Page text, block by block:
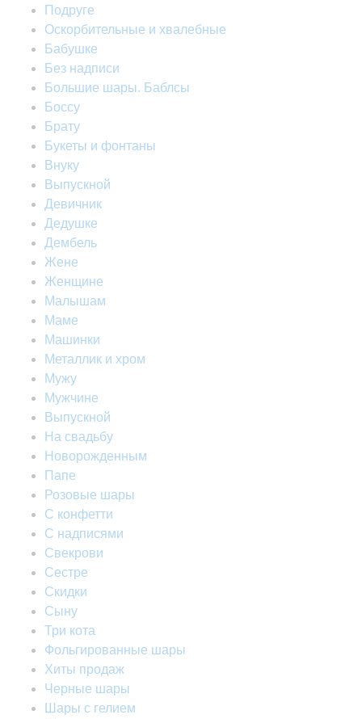
Подруге
Оскорбительные и хвалебные
Бабушке
Без надписи
Большие шары. Баблсы
Боссу
Брату
Букеты и фонтаны
Внуку
Выпускной
Девичник
Дедушке
Дембель
Жене
Женщине
Малышам
Маме
Машинки
Металлик и хром
Мужу
Мужчине
Выпускной
На свадьбу
Новорожденным
Папе
Розовые шары
С конфетти
С надписями
Свекрови
Сестре
Скидки
Сыну
Три кота
Фольгированные шары
Хиты продаж
Черные шары
Шары с гелием